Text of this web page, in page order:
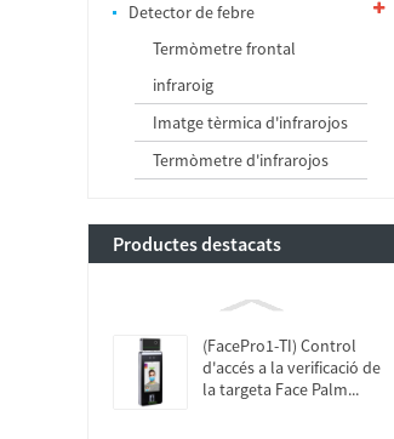
Detector de febre
Termòmetre frontal
infraroig
Imatge tèrmica d'infrarojos
Termòmetre d'infrarojos
Productes destacats
(FacePro1-TI) Control
d'accés a la verificació de
la targeta Face Palm...